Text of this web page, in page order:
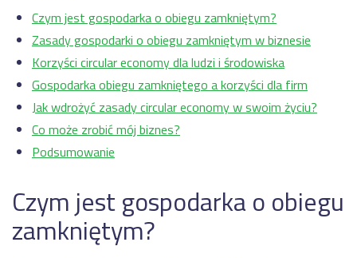
BAZA
WIEDZY
Dostępność
wiedzieć
Przejdź
Produkcja
kabli
przewodów
przemysłu
samochodowego
Pozostałe
wdrożenia
REFERENCJE
Manex
Czym jest gospodarka o obiegu zamkniętym?
Zasady gospodarki o obiegu zamkniętym w biznesie
Korzyści circular economy dla ludzi i środowiska
Gospodarka obiegu zamkniętego a korzyści dla firm
Jak wdrożyć zasady circular economy w swoim życiu?
Co może zrobić mój biznes?
Podsumowanie
Czym jest gospodarka o obiegu
zamkniętym?